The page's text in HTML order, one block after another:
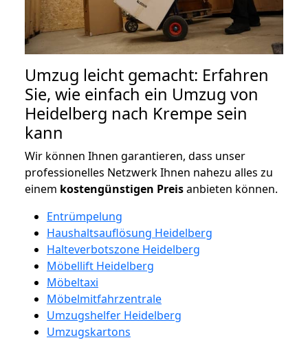
Umzug leicht gemacht: Erfahren
Sie, wie einfach ein Umzug von
Heidelberg nach Krempe sein
kann
Wir können Ihnen garantieren, dass unser
professionelles Netzwerk Ihnen nahezu alles zu
einem kostengünstigen Preisanbieten können.
Entrümpelung
Haushaltsauflösung Heidelberg
Halteverbotszone Heidelberg
Möbellift Heidelberg
Möbeltaxi
Möbelmitfahrzentrale
Umzugshelfer Heidelberg
Umzugskartons